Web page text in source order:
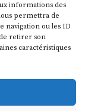
informations des
permettra de
navigation ou les ID
retirer son
caractéristiques